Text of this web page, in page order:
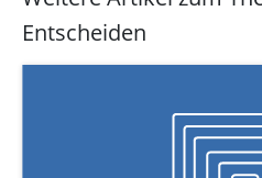
Entscheiden